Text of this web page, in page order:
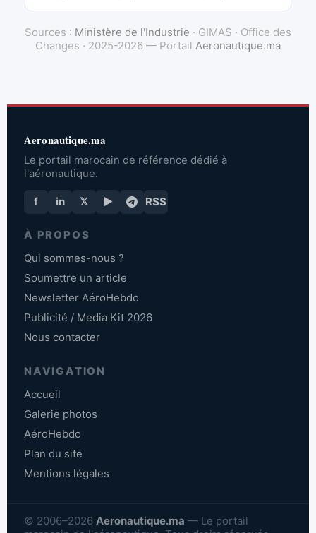
Sources : Ministère de l'Industrie · GIMAS · Office des
Changes · 2025-2026 — Portail Aeronautique.ma
Aeronautique.ma
Le portail marocain de référence dédié à
l'aéronautique.
f in 𝕏 ▶ RSS
À PROPOS
Qui sommes-nous ?
Soumettre un article
Newsletter AéroHebdo
Publicité / Media Kit 2026
Nous contacter
NAVIGATION
Accueil
Galerie photos
AéroHebdo
Plan du site
Mentions légales
© 2006–2026 Aeronautique.ma — Le portail